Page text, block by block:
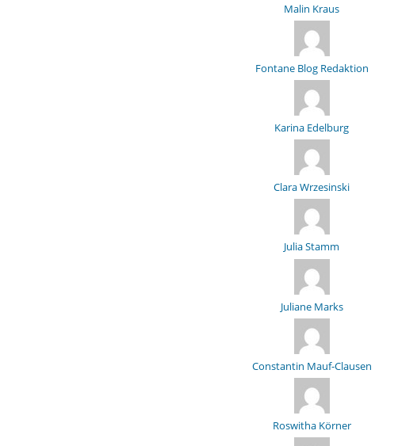
Malin Kraus
Fontane Blog Redaktion
Karina Edelburg
Clara Wrzesinski
Julia Stamm
Juliane Marks
Constantin Mauf-Clausen
Roswitha Körner